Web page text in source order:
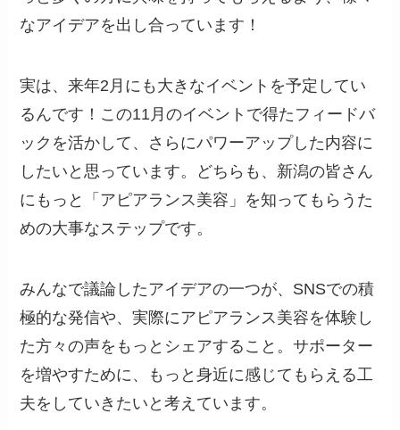
なアイデアを出し合っています！
実は、来年2月にも大きなイベントを予定してい
るんです！この11月のイベントで得たフィードバ
ックを活かして、さらにパワーアップした内容に
したいと思っています。どちらも、新潟の皆さん
にもっと「アピアランス美容」を知ってもらうた
めの大事なステップです。
みんなで議論したアイデアの一つが、SNSでの積
極的な発信や、実際にアピアランス美容を体験し
た方々の声をもっとシェアすること。サポーター
を増やすために、もっと身近に感じてもらえる工
夫をしていきたいと考えています。